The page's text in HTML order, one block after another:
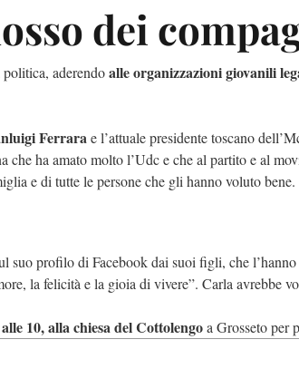
dei
aderendoalle organizzazioni giovanili
Ferrarae l’attuale presidente toscano
che ha amato molto l’Udc e che al partito e al
e di tutte le persone che gli hanno voluto
suo profilo di Facebook dai suoi figli, che
la felicità e la gioia di vivere”. Carla avrebbe
10, alla chiesa del Cottolengoa Grosseto per